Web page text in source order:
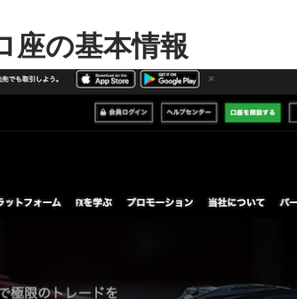
座の基本情報